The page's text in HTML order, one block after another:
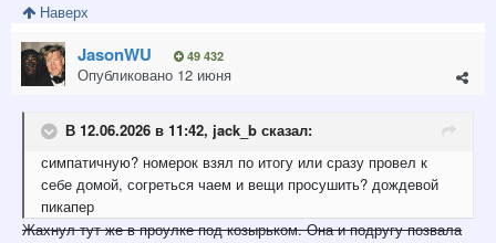
Наверх
JasonWU 49 432
Опубликовано 12 июня
В 12.06.2026 в 11:42, jack_b сказал:
симпатичную? номерок взял по итогу или сразу провел к
себе домой, согреться чаем и вещи просушить? дождевой
пикапер
Жахнул тут же в проулке под козырьком. Она и подругу позвала